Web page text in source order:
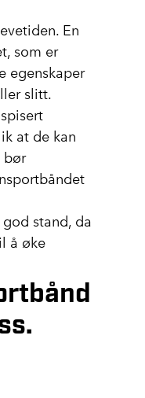
En
som er
egenskaper
slitt.
at de kan
bør
stand, da
å øke